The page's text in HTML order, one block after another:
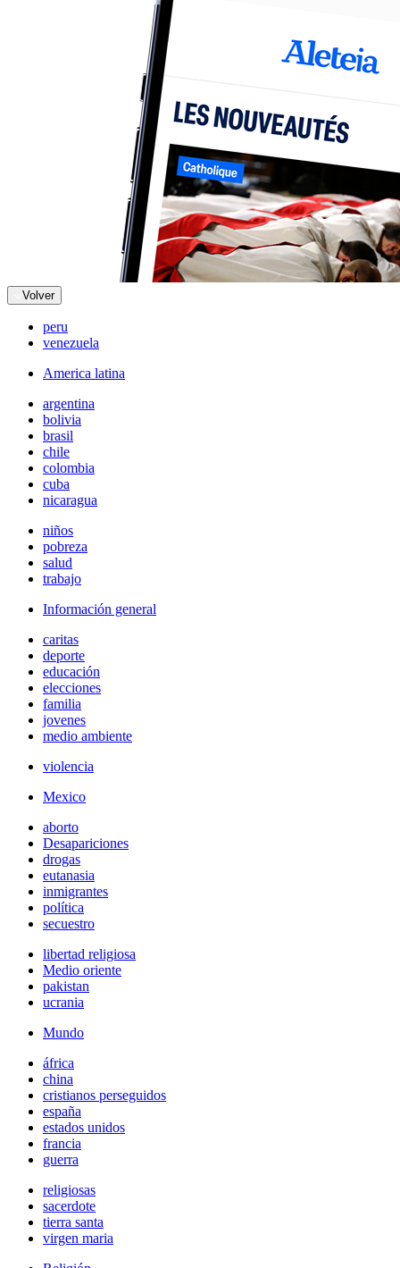
Volver
peru
venezuela
America latina
argentina
bolivia
brasil
chile
colombia
cuba
nicaragua
niños
pobreza
salud
trabajo
Información general
caritas
deporte
educación
elecciones
familia
jovenes
medio ambiente
violencia
Mexico
aborto
Desapariciones
drogas
eutanasia
inmigrantes
política
secuestro
libertad religiosa
Medio oriente
pakistan
ucrania
Mundo
áfrica
china
cristianos perseguidos
españa
estados unidos
francia
guerra
religiosas
sacerdote
tierra santa
virgen maria